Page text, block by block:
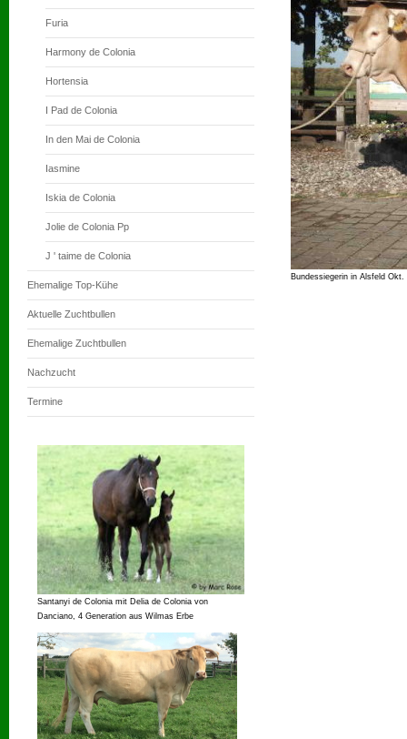
Furia
Harmony de Colonia
Hortensia
I Pad de Colonia
In den Mai de Colonia
Iasmine
Iskia de Colonia
Jolie de Colonia Pp
J ' taime de Colonia
Ehemalige Top-Kühe
Aktuelle Zuchtbullen
Ehemalige Zuchtbullen
Nachzucht
Termine
Santanyi de Colonia mit Delia de Colonia von
Danciano, 4 Generation aus Wilmas Erbe
Bundessiegerin in Alsfeld Okt.